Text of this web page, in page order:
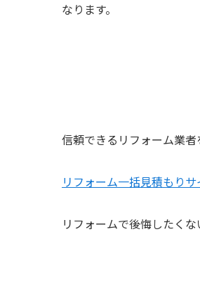
なります。
信頼できるリフォーム業者
リフォーム一括見積もりサ
リフォームで後悔したくな